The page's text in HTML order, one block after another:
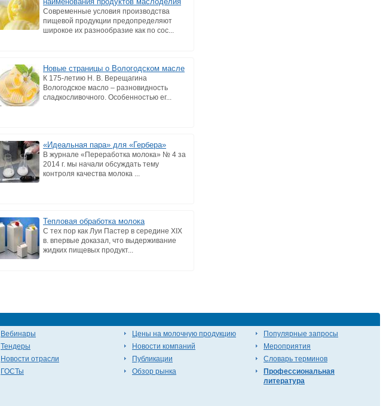
Современные условия производства
пищевой продукции предопределяют
широкое их разнообразие как по сос...
Новые страницы о Вологодском масле
К 175-летию Н. В. Верещагина
Вологодское масло – разновидность
сладкосливочного. Особенностью ег...
«Идеальная пара» для «Гербера»
В журнале «Переработка молока» № 4 за
2014 г. мы начали обсуждать тему
контроля качества молока ...
Тепловая обработка молока
С тех пор как Луи Пастер в середине XIX
в. впервые доказал, что выдерживание
жидких пищевых продукт...
Вебинары
Тендеры
Новости отрасли
ГОСТы
Цены на молочную продукцию
Новости компаний
Публикации
Обзор рынка
Популярные запросы
Мероприятия
Словарь терминов
Профессиональная
литература